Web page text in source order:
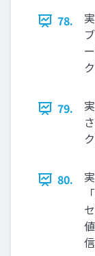
78.
79.
80.